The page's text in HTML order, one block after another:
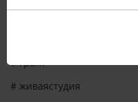
# грант
# живаястудия